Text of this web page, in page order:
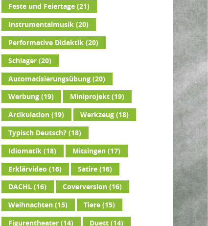
Feste und Feiertage (21)
Instrumentalmusik (20)
Performative Didaktik (20)
Schlager (20)
Automatisierungsübung (20)
Werbung (19) Miniprojekt (19)
Artikulation (19) Werkzeug (18)
Typisch Deutsch? (18)
Idiomatik (18) Mitsingen (17)
Erklärvideo (16) Satire (16)
DACHL (16) Coverversion (16)
Weihnachten (15) Tiere (15)
Figurentheater (14) Duett (14)